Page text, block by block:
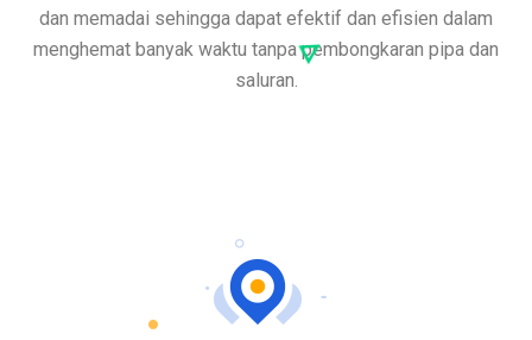
dan memadai sehingga dapat efektif dan efisien dalam
menghemat banyak waktu tanpa pembongkaran pipa dan
saluran.